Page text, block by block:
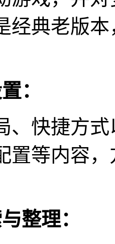
经典老版
：
、快捷方
置等内容
整理：